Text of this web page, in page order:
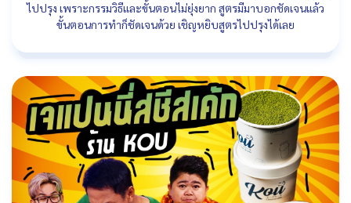
ไปปรุง เพราะกรรมวิธีและขั้นตอนไม่ยุ่งยาก สูตรมีมาบอกชัดเจนแล้ว
ขั้นตอนการทำก็ชัดเจนด้วย เชิญหยิบสูตรไปปรุงได้เลย